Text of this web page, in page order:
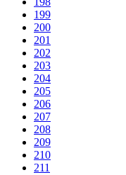
199
200
201
202
203
204
205
206
207
208
209
210
211